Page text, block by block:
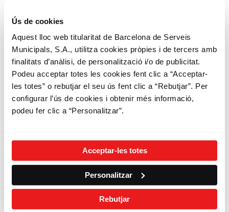
Ús de cookies
Aquest lloc web titularitat de Barcelona de Serveis
Municipals, S.A., utilitza cookies pròpies i de tercers amb
finalitats d’anàlisi, de personalització i/o de publicitat.
Podeu acceptar totes les cookies fent clic a “Acceptar-
les totes” o rebutjar el seu ús fent clic a “Rebutjar”. Per
configurar l’ús de cookies i obtenir més informació,
podeu fer clic a “Personalitzar”.
Acceptar-les totes
Personalitzar
Rebutjar
la
navegación
SMOU
L’app que uneix diferents serveis de mobilitat
puguis moure més i millor!
VER MÁS